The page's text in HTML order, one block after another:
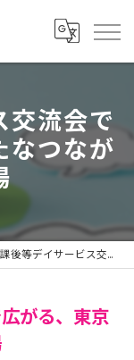
流会で
なつなが
デイサービス交流会で広がる、東京都の新たなつながりと成長の場
がる、東京